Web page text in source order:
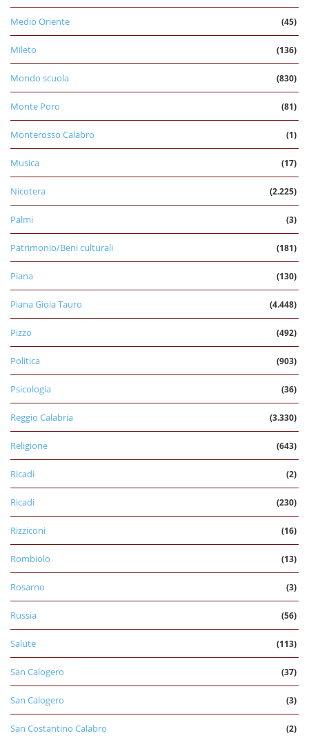
Medio Oriente (45)
Mileto (136)
Mondo scuola (830)
Monte Poro (81)
Monterosso Calabro (1)
Musica (17)
Nicotera (2.225)
Palmi (3)
Patrimonio/Beni culturali (181)
Piana (130)
Piana Gioia Tauro (4.448)
Pizzo (492)
Politica (903)
Psicologia (36)
Reggio Calabria (3.330)
Religione (643)
Ricadi (2)
Ricadi (230)
Rizziconi (16)
Rombiolo (13)
Rosarno (3)
Russia (56)
Salute (113)
San Calogero (37)
San Calogero (3)
San Costantino Calabro (2)